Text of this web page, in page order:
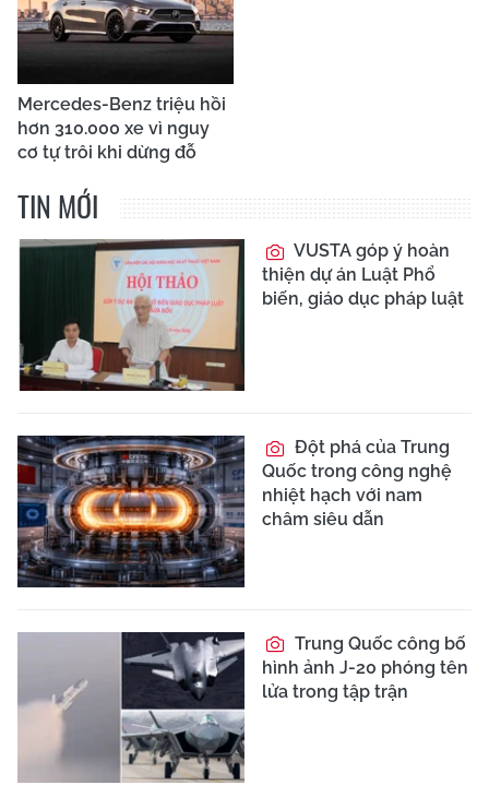
Mercedes-Benz triệu hồi
hơn 310.000 xe vì nguy
cơ tự trôi khi dừng đỗ
TIN MỚI
VUSTA góp ý hoàn
thiện dự án Luật Phổ
biến, giáo dục pháp luật
Đột phá của Trung
Quốc trong công nghệ
nhiệt hạch với nam
châm siêu dẫn
Trung Quốc công bố
hình ảnh J-20 phóng tên
lửa trong tập trận